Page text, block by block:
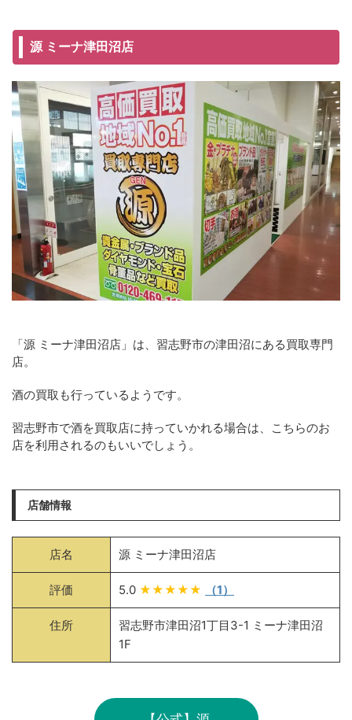
源 ミーナ津田沼店
「源 ミーナ津田沼店」は、習志野市の津田沼にある買取専門
店。
酒の買取も行っているようです。
習志野市で酒を買取店に持っていかれる場合は、こちらのお
店を利用されるのもいいでしょう。
店舗情報
店名 源 ミーナ津田沼店
評価 5.0 ★★★★★ （1）
住所
習志野市津田沼1丁目3-1 ミーナ津田沼
1F